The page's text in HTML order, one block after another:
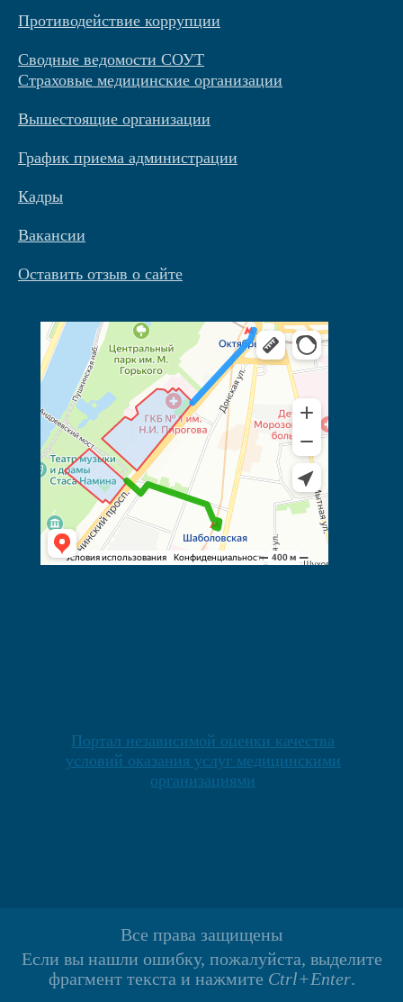
Противодействие коррупции
Сводные ведомости СОУТ
Страховые медицинские организации
Вышестоящие организации
График приема администрации
Кадры
Вакансии
Оставить отзыв о сайте
Портал независимой оценки качества
условий оказания услуг медицинскими
организациями
Все права защищены
Если вы нашли ошибку, пожалуйста, выделите
фрагмент текста и нажмите Ctrl+Enter.